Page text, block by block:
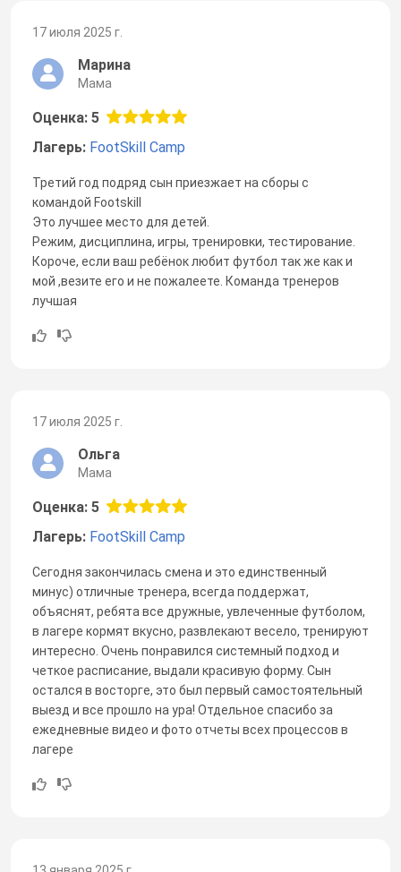
17 июля 2025 г.
Марина
Мама
Оценка: 5
Лагерь: FootSkill Camp
Третий год подряд сын приезжает на сборы с
командой Footskill
Это лучшее место для детей.
Режим, дисциплина, игры, тренировки, тестирование.
Короче, если ваш ребёнок любит футбол так же как и
мой ,везите его и не пожалеете. Команда тренеров
лучшая
17 июля 2025 г.
Ольга
Мама
Оценка: 5
Лагерь: FootSkill Camp
Сегодня закончилась смена и это единственный
минус) отличные тренера, всегда поддержат,
объяснят, ребята все дружные, увлеченные футболом,
в лагере кормят вкусно, развлекают весело, тренируют
интересно. Очень понравился системный подход и
четкое расписание, выдали красивую форму. Сын
остался в восторге, это был первый самостоятельный
выезд и все прошло на ура! Отдельное спасибо за
ежедневные видео и фото отчеты всех процессов в
лагере